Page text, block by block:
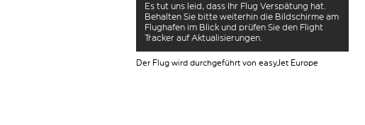
Es tut uns leid, dass Ihr Flug Verspätung hat.
Behalten Sie bitte weiterhin die Bildschirme am
Flughafen im Blick und prüfen Sie den Flight
Tracker auf Aktualisierungen.
Der Flug wird durchgeführt von easyJet Europe